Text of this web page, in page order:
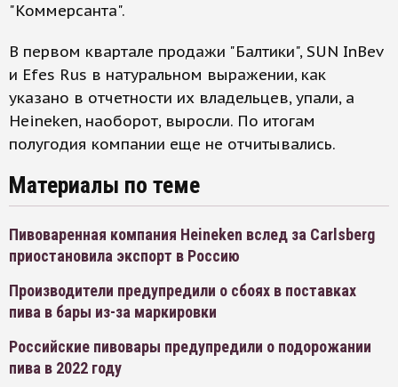
"Коммерсанта".
В первом квартале продажи "Балтики", SUN InBev
и Efes Rus в натуральном выражении, как
указано в отчетности их владельцев, упали, а
Heineken, наоборот, выросли. По итогам
полугодия компании еще не отчитывались.
Материалы по теме
Пивоваренная компания Heineken вслед за Carlsberg
приостановила экспорт в Россию
Производители предупредили о сбоях в поставках
пива в бары из-за маркировки
Российские пивовары предупредили о подорожании
пива в 2022 году